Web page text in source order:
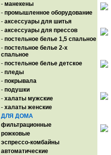
- манекены
- промышленное оборудование
- аксессуары для шитья
- аксессуары для прессов
- постельное белье 1,5 спальное
- постельное белье 2-х
спальное
- постельное белье детское
- пледы
- покрывала
- подушки
- халаты мужские
- халаты женские
ДЛЯ ДОМА
фильтрационные
рожковые
эспрессо-комбайны
автоматические